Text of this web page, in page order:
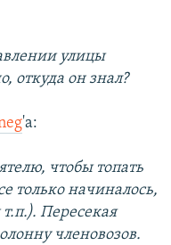
улицы
откуда он знал?
'a:
чтобы топать
только начиналось,
Пересекая
членовозов.